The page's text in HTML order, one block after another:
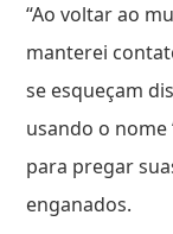
“Ao voltar ao
manterei
se esqueçam
usando o nome
para pregar
enganados.